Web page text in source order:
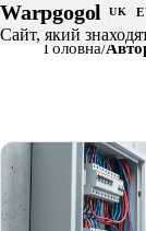
Перейти до вмісту
Warpgogol UK
Сайт, який
Головна